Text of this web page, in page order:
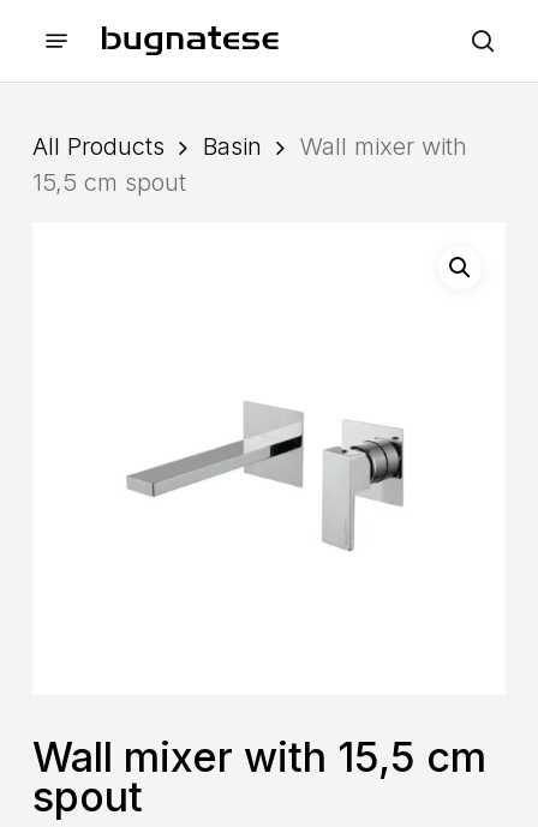
Menu
All Products Basin
Wall mixer with
15,5 cm spout
Wall mixer with 15,5 cm
spout